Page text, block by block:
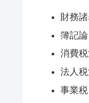
財務
簿記
消費
法人
事業